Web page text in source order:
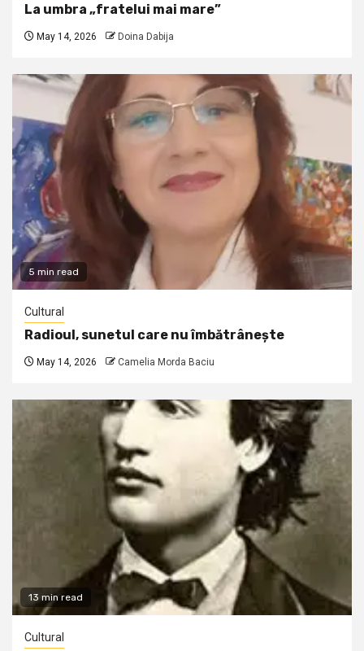
La umbra „fratelui mai mare”
May 14, 2026 Doina Dabija
5 min read
Cultural
Radioul, sunetul care nu îmbătrânește
May 14, 2026 Camelia Morda Baciu
13 min read
Cultural